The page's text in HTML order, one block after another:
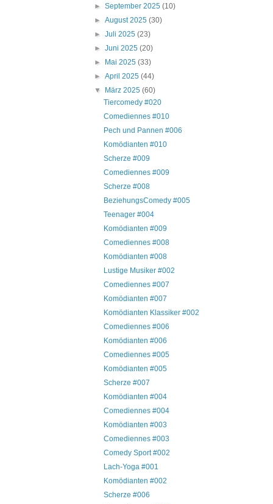
►September 2025(10)
►August 2025(30)
►Juli 2025(23)
►Juni 2025(20)
►
Mai 2025(33)
►April 2025(44)
▼
März 2025(60)
Tiercomedy #020
Comediennes #010
Pech und Pannen #006
Komödianten #010
Scherze #009
Comediennes #009
Scherze #008
BeziehungsComedy #005
Teenager #004
Komödianten #009
Comediennes #008
Komödianten #008
Lustige Musiker #002
Comediennes #007
Komödianten #007
Komödianten Klassiker #002
Comediennes #006
Komödianten #006
Comediennes #005
Komödianten #005
Scherze #007
Komödianten #004
Comediennes #004
Komödianten #003
Comediennes #003
Comedy Sport #002
Lach-Yoga #001
Komödianten #002
Scherze #006